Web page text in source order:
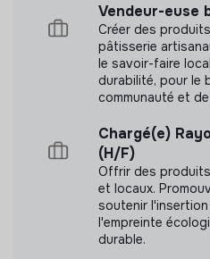
Vendeur-euse
Créer des
pâtisserie
le savoir-faire
durabilité, pour le
communauté et
Chargé(e)
(H/F)
Offrir des
et locaux.
soutenir
l'empreinte
durable.